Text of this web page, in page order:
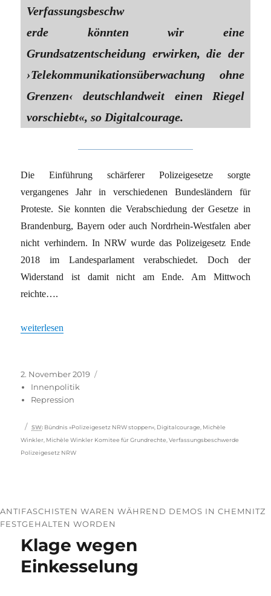
Verfassungsbeschw
erde könnten wir eine
Grundsatzentscheidung erwirken, die der
›Telekommunikationsüberwachung ohne
Grenzen‹ deutschlandweit einen Riegel
vorschiebt«, so Digitalcourage.
Die Einführung schärferer Polizeigesetze sorgte
vergangenes Jahr in verschiedenen Bundesländern für
Proteste. Sie konnten die Verabschiedung der Gesetze in
Brandenburg, Bayern oder auch Nordrhein-Westfalen aber
nicht verhindern. In NRW wurde das Polizeigesetz Ende
2018 im Landesparlament verabschiedet. Doch der
Widerstand ist damit nicht am Ende. Am Mittwoch
reichte….
„Grundrechteverletzung durch Neuregelungen beklagt“
weiterlesen
Veröffentlicht
am
2. November 2019
Innenpolitik
Repression
Schlagwörter
SW: Bündnis »Polizeigesetz NRW stoppen« Digitalcourage Michèle
Winkler Michèle Winkler Komitee für Grundrechte ,Verfassungsbeschwerde
Polizeigesetz NRW
ANTIFASCHISTEN WAREN WÄHREND DEMOS IN CHEMNITZ
FESTGEHALTEN WORDEN
Klage wegen
Einkesselung